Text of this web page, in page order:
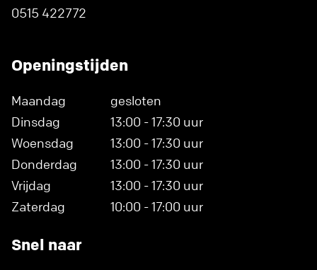
0515 422772
Openingstijden
Maandag
gesloten
Dinsdag
13:00 - 17:30 uur
Woensdag
13:00 - 17:30 uur
Donderdag
13:00 - 17:30 uur
Vrijdag
13:00 - 17:30 uur
Zaterdag
10:00 - 17:00 uur
Snel naar